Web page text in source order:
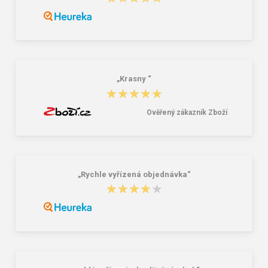
„Krasny “
★★★★★
★★★★★
Ověřený zákazník Zboží
„Rychle vyřízená objednávka“
★★★★★
★★★★★